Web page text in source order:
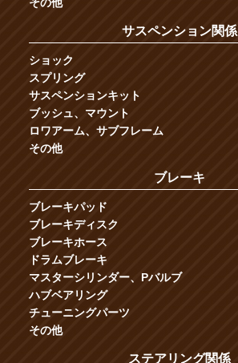
その他
サスペンション関係
ショック
スプリング
サスペンションキット
ブッシュ、マウント
ロワアーム、サブフレーム
その他
ブレーキ
ブレーキパッド
ブレーキディスク
ブレーキホース
ドラムブレーキ
マスターシリンダー、Pバルブ
ハブベアリング
チューニングパーツ
その他
ステアリング関係